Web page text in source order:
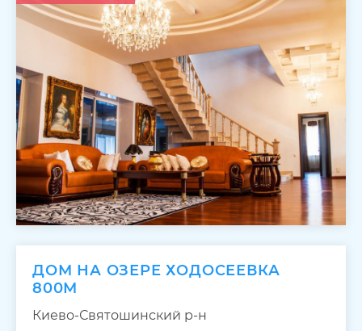
ДОМ НА ОЗЕРЕ ХОДОСЕЕВКА
800М
Киево-Святошинский р-н